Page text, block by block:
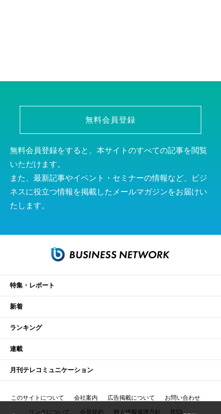
無料会員登録
無料会員登録をすると、本サイトのすべての記事を閲覧
いただけます。
また、最新記事やイベント・セミナーの情報など、ビジ
ネスに役立つ情報を掲載したメールマガジンをお届けい
たします。
特集・レポート
新着
ランキング
連載
月刊テレコミュニケーション
このサイトについて 会社案内 広告掲載について お問い合わせ
リンクについて 会員規約 個人情報保護方針 RSS